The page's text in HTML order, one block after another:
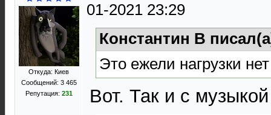
Откуда: Киев
Сообщений: 3 465
Репутация: 231
01-2021 23:29
Константин В
Это ежели нагрузки
Вот. Так и с